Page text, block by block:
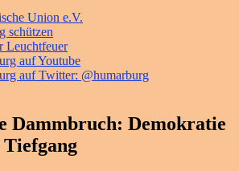
Union e.V.
schützen
Leuchtfeuer
auf Youtube
auf Twitter: @humarburg
Dammbruch: Demokratie